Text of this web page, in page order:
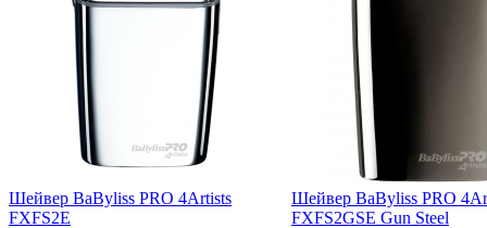
Шейвер BaByliss PRO 4Artists
FXFS2E
Шейвер BaByliss PRO
FXFS2GSE Gun Steel